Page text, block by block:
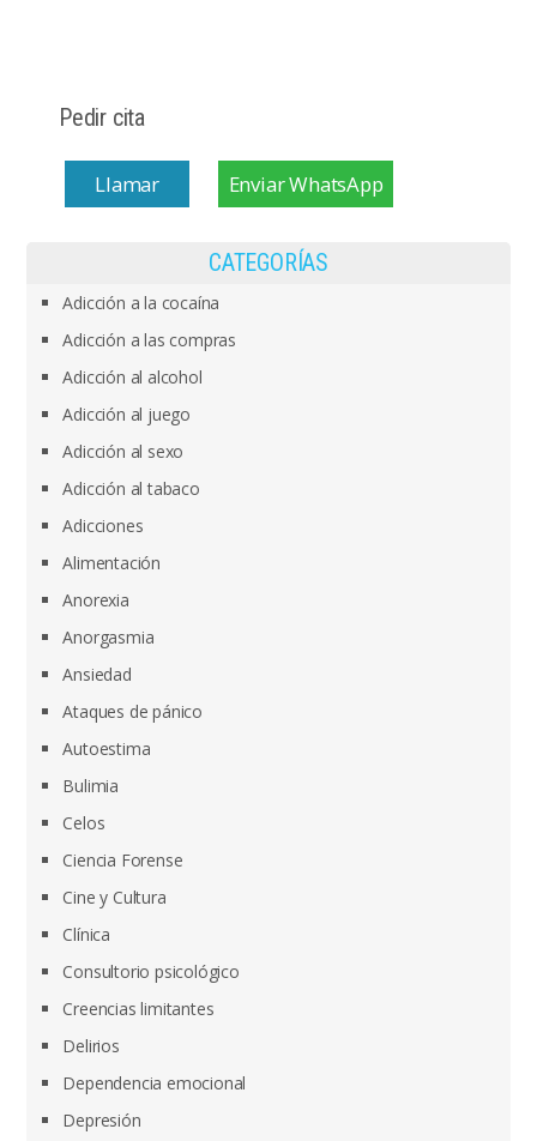
Pedir cita
Llamar Enviar WhatsApp
CATEGORÍAS
Adicción a la cocaína
Adicción a las compras
Adicción al alcohol
Adicción al juego
Adicción al sexo
Adicción al tabaco
Adicciones
Alimentación
Anorexia
Anorgasmia
Ansiedad
Ataques de pánico
Autoestima
Bulimia
Celos
Ciencia Forense
Cine y Cultura
Clínica
Consultorio psicológico
Creencias limitantes
Delirios
Dependencia emocional
Depresión